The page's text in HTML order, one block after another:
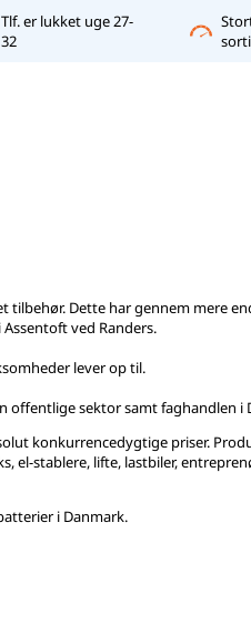
Tlf. er lukket uge 27-
32
Dette har gennem mere
ved Randers.
lever op til.
sektor samt faghandlen i
konkurrencedygtige priser.
stablere, lifte, lastbiler,
i Danmark.